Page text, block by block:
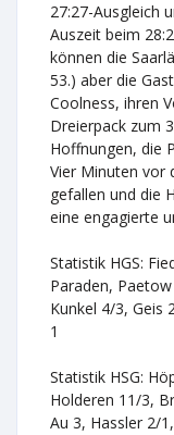
27:27-Ausgleich
Auszeit beim
können die
53.) aber die
Coolness, ihren
Dreierpack zum
Hoffnungen, die
Vier Minuten vor
gefallen und die
eine engagierte
Statistik HGS:
Paraden,
Kunkel 4/3, Geis
1
Statistik HSG:
Holderen 11/3,
Au 3, Hassler 2/